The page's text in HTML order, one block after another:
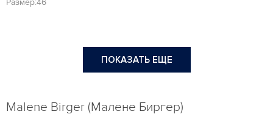
Размер:46
ПОКАЗАТЬ ЕЩЕ
Malene Birger (Малене Биргер)